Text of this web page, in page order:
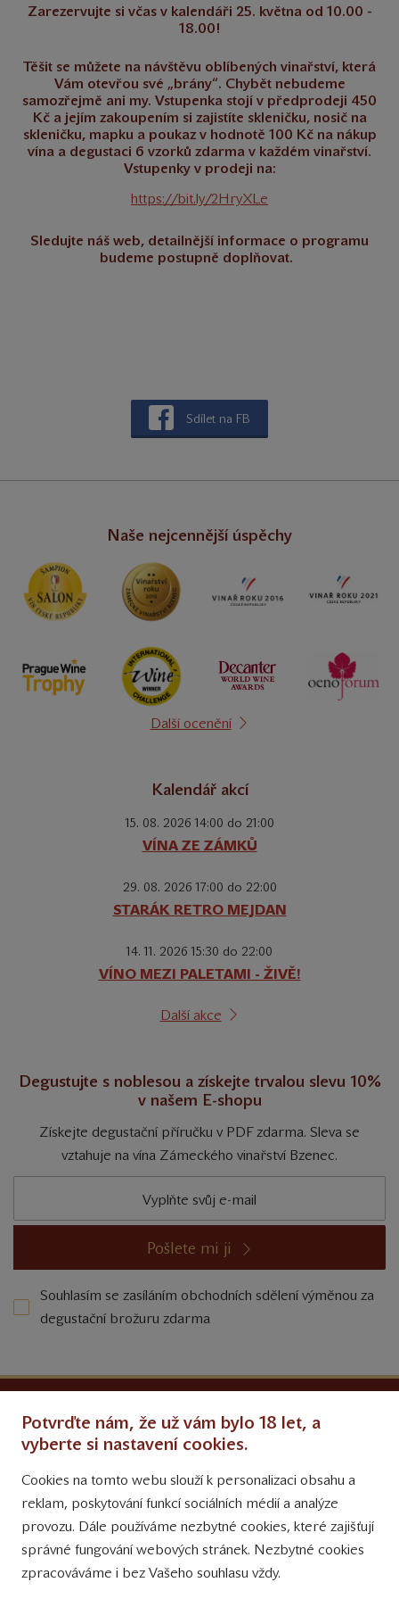
Zarezervujte si včas v kalendáři 25. května od 10.00 -
18.00!
Těšit se můžete na návštěvu oblíbených vinařství, která
Vám otevřou své „brány“. Chybět nebudeme
samozřejmě ani my. Vstupenka stojí v předprodeji 450
Kč a jejím zakoupením si zajistíte skleničku, nosič na
skleničku, mapku a poukaz v hodnotě 100 Kč na nákup
vína a degustaci 6 vzorků zdarma v každém vinařství.
Vstupenky v prodeji na:
https://bit.ly/2HryXLe
Sledujte náš web, detailnější informace o programu
budeme postupně doplňovat.
Sdílet na FB
Naše nejcennější úspěchy
Další ocenění
Kalendář akcí
15. 08. 2026 14:00 do 21:00
VÍNA ZE ZÁMKŮ
29. 08. 2026 17:00 do 22:00
STARÁK RETRO MEJDAN
14. 11. 2026 15:30 do 22:00
VÍNO MEZI PALETAMI - ŽIVĚ!
Další akce
Degustujte s noblesou a získejte trvalou slevu 10%
v našem E-shopu
Získejte degustační příručku v PDF zdarma. Sleva se
vztahuje na vína Zámeckého vinařství Bzenec.
Pošlete mi ji
Souhlasím se zasíláním obchodních sdělení výměnou za
degustační brožuru zdarma
Obchodní podmínky
Přinášíme vám týdně
tipy na Facebooku
Sledujte nás
na Instagramu
Potvrďte nám, že už vám bylo 18 let, a
vyberte si nastavení cookies.
Cookies na tomto webu slouží k personalizaci obsahu a
reklam, poskytování funkcí sociálních médií a analýze
provozu. Dále používáme nezbytné cookies, které zajišťují
správné fungování webových stránek. Nezbytné cookies
zpracováváme i bez Vašeho souhlasu vždy.